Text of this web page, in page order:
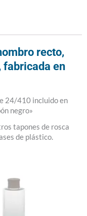
recto,
fabricada en
24/410 incluido en
negro»
tapones de rosca
de plástico.